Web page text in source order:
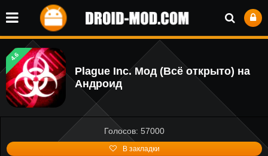
4.6
Plague Inc. Мод (Всё открыто) на
Андроид
Голосов: 57000
В закладки